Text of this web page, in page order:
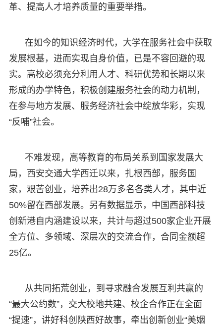
革、提高人才培养质量的重要举措。
在如今的知识经济时代，大学在服务社会中获取
发展根基，进而实现自身价值，已是不容回避的现
实。高校必须充分利用人才、科研优势和长期以来
形成的办学特色，积极创建服务社会的动力机制，
在参与地方发展、服务经济社会中绽放华彩，实现
“反哺”社会。
不难发现，高等教育的布局关系到国家发展大
局，西安交通大学西迁以来，扎根西部，服务国
家，艰苦创业，培养出28万多名各类人才，其中近
50%留在西部发展。另有数据显示，中国西部科技
创新港自内涵建设以来，共计与超过500家企业开展
全方位、多领域、深层次的交流合作，合同金额超
25亿。
从共同拓荒创业，到寻求融合发展互利共赢的
“最大公约数”，交大校地共建、校企合作正在全面
“提速”，讲好科创陕西好故事，牵出创新创业“美姻